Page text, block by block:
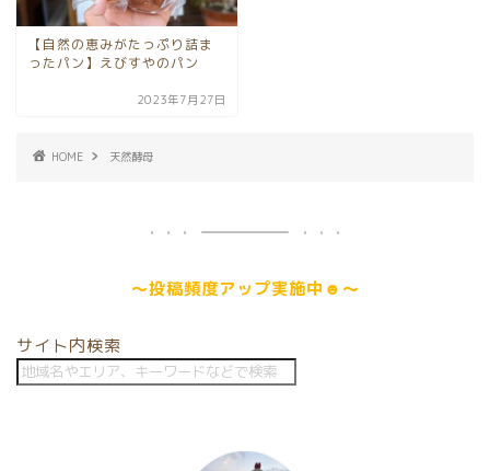
【自然の恵みがたっぷり詰ま
ったパン】えびすやのパン
2023年7月27日
HOME 天然酵母
～投稿頻度アップ実施中☻～
サイト内検索